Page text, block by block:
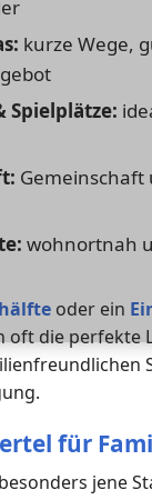
kurze Wege,
Spielplätze:
Gemeinschaft
wohnortnah
oder ein
oft die perfekte
für
jene